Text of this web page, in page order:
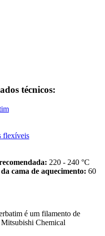
técnicos:
flexíveis
220 - 240 °C
cama de aquecimento: 60
é um filamento de
Mitsubishi Chemical